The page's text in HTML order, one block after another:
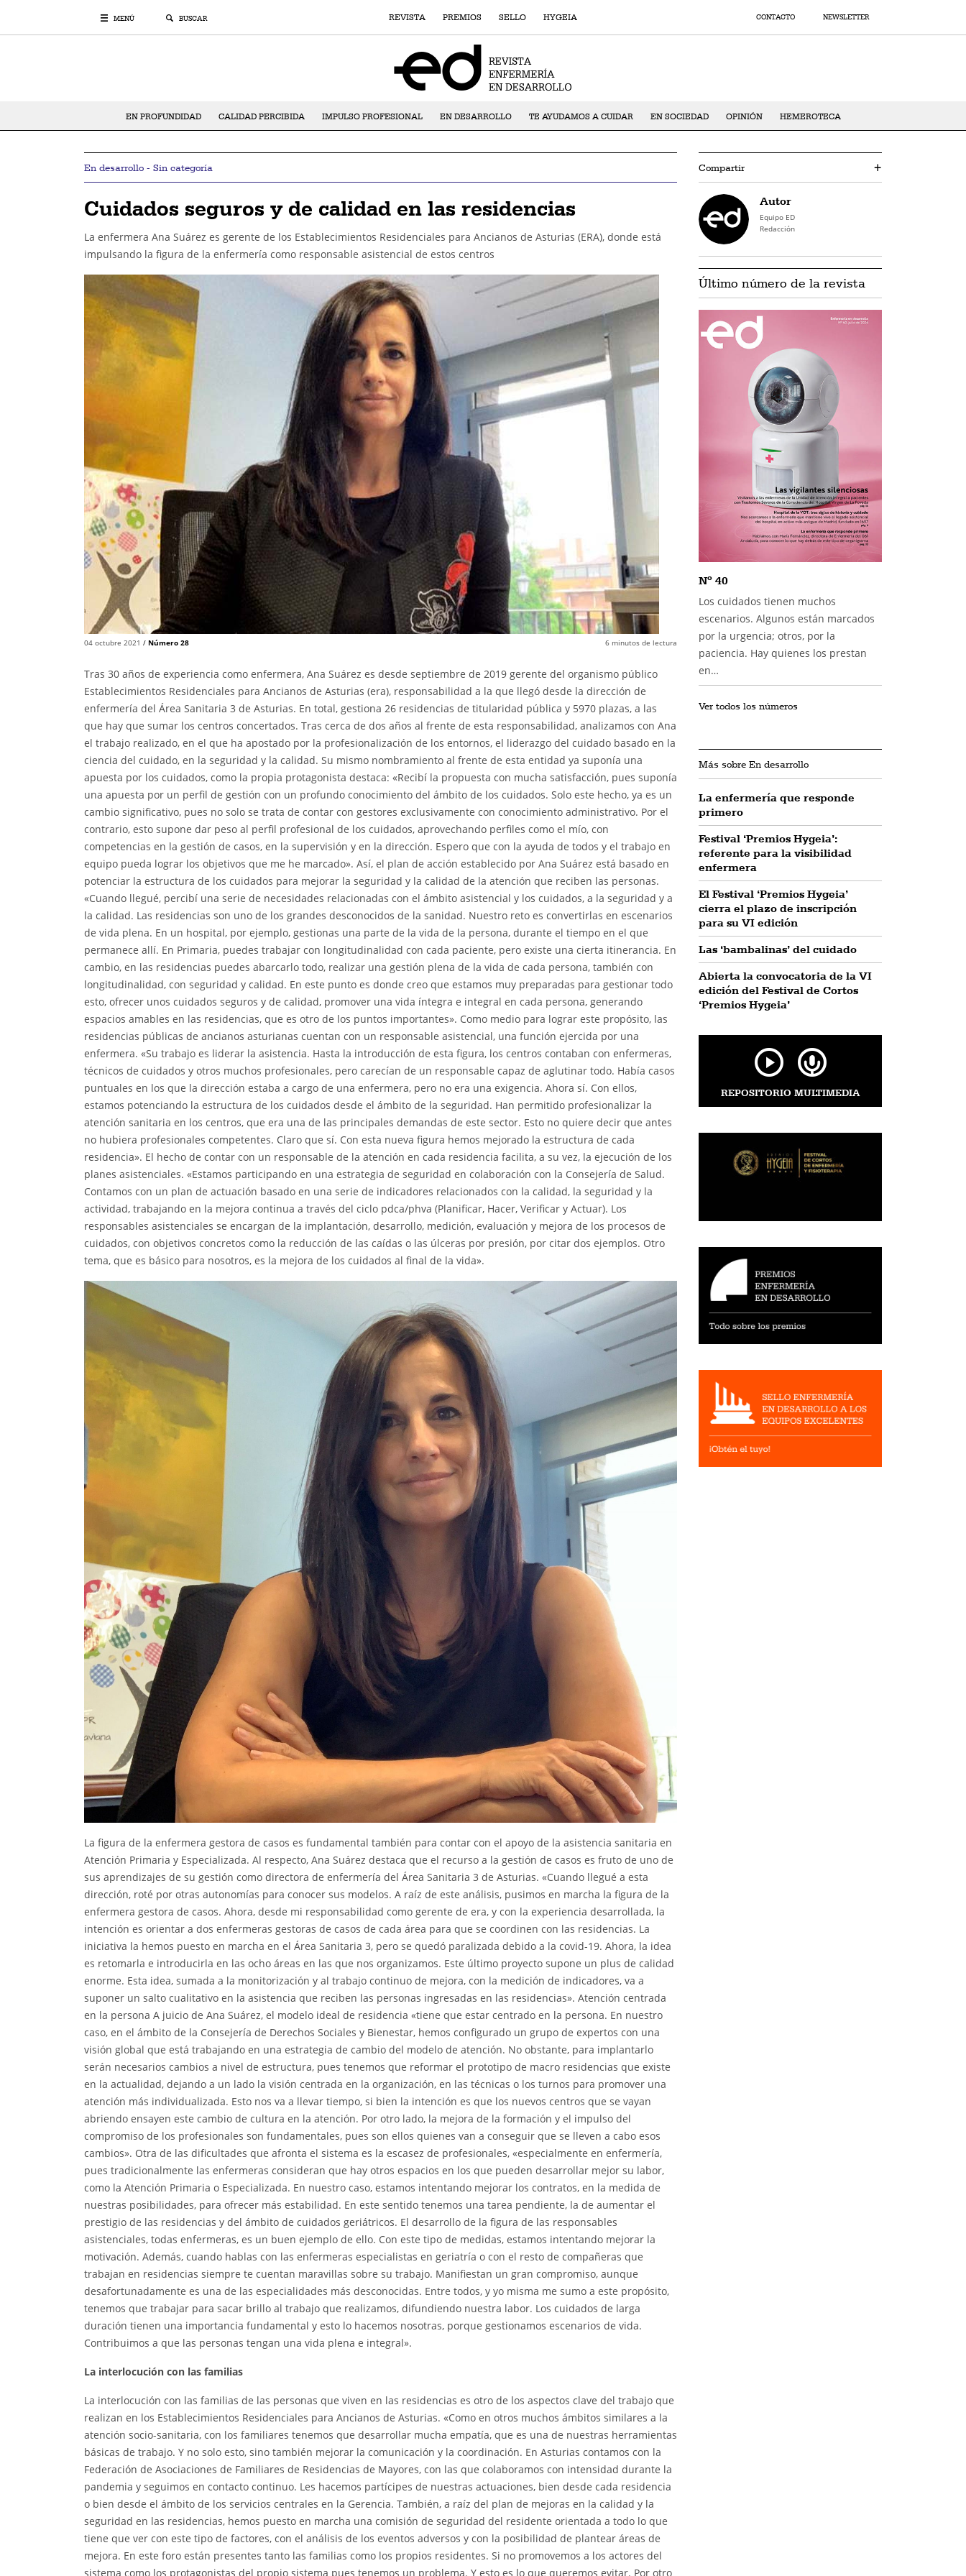
MENÚ BUSCAR REVISTA PREMIOS SELLO HYGEIA CONTACTO NEWSLETTER
EN PROFUNDIDAD CALIDAD PERCIBIDA IMPULSO PROFESIONAL EN DESARROLLO TE AYUDAMOS A CUIDAR EN SOCIEDAD OPINIÓN HEMEROTECA
En desarrollo - Sin categoría
Cuidados seguros y de calidad en las residencias
La enfermera Ana Suárez es gerente de los Establecimientos Residenciales para Ancianos de Asturias (ERA), donde está
impulsando la figura de la enfermería como responsable asistencial de estos centros
04 octubre 2021 / Número 28 6 minutos de lectura
Tras 30 años de experiencia como enfermera, Ana Suárez es desde septiembre de 2019 gerente del organismo público
Establecimientos Residenciales para Ancianos de Asturias (era), responsabilidad a la que llegó desde la dirección de
enfermería del Área Sanitaria 3 de Asturias. En total, gestiona 26 residencias de titularidad pública y 5970 plazas, a las
que hay que sumar los centros concertados. Tras cerca de dos años al frente de esta responsabilidad, analizamos con Ana
el trabajo realizado, en el que ha apostado por la profesionalización de los entornos, el liderazgo del cuidado basado en la
ciencia del cuidado, en la seguridad y la calidad. Su mismo nombramiento al frente de esta entidad ya suponía una
apuesta por los cuidados, como la propia protagonista destaca: «Recibí la propuesta con mucha satisfacción, pues suponía
una apuesta por un perfil de gestión con un profundo conocimiento del ámbito de los cuidados. Solo este hecho, ya es un
cambio significativo, pues no solo se trata de contar con gestores exclusivamente con conocimiento administrativo. Por el
contrario, esto supone dar peso al perfil profesional de los cuidados, aprovechando perfiles como el mío, con
competencias en la gestión de casos, en la supervisión y en la dirección. Espero que con la ayuda de todos y el trabajo en
equipo pueda lograr los objetivos que me he marcado». Así, el plan de acción establecido por Ana Suárez está basado en
potenciar la estructura de los cuidados para mejorar la seguridad y la calidad de la atención que reciben las personas.
«Cuando llegué, percibí una serie de necesidades relacionadas con el ámbito asistencial y los cuidados, a la seguridad y a
la calidad. Las residencias son uno de los grandes desconocidos de la sanidad. Nuestro reto es convertirlas en escenarios
de vida plena. En un hospital, por ejemplo, gestionas una parte de la vida de la persona, durante el tiempo en el que
permanece allí. En Primaria, puedes trabajar con longitudinalidad con cada paciente, pero existe una cierta itinerancia. En
cambio, en las residencias puedes abarcarlo todo, realizar una gestión plena de la vida de cada persona, también con
longitudinalidad, con seguridad y calidad. En este punto es donde creo que estamos muy preparadas para gestionar todo
esto, ofrecer unos cuidados seguros y de calidad, promover una vida íntegra e integral en cada persona, generando
espacios amables en las residencias, que es otro de los puntos importantes». Como medio para lograr este propósito, las
residencias públicas de ancianos asturianas cuentan con un responsable asistencial, una función ejercida por una
enfermera. «Su trabajo es liderar la asistencia. Hasta la introducción de esta figura, los centros contaban con enfermeras,
técnicos de cuidados y otros muchos profesionales, pero carecían de un responsable capaz de aglutinar todo. Había casos
puntuales en los que la dirección estaba a cargo de una enfermera, pero no era una exigencia. Ahora sí. Con ellos,
estamos potenciando la estructura de los cuidados desde el ámbito de la seguridad. Han permitido profesionalizar la
atención sanitaria en los centros, que era una de las principales demandas de este sector. Esto no quiere decir que antes
no hubiera profesionales competentes. Claro que sí. Con esta nueva figura hemos mejorado la estructura de cada
residencia». El hecho de contar con un responsable de la atención en cada residencia facilita, a su vez, la ejecución de los
planes asistenciales. «Estamos participando en una estrategia de seguridad en colaboración con la Consejería de Salud.
Contamos con un plan de actuación basado en una serie de indicadores relacionados con la calidad, la seguridad y la
actividad, trabajando en la mejora continua a través del ciclo pdca/phva (Planificar, Hacer, Verificar y Actuar). Los
responsables asistenciales se encargan de la implantación, desarrollo, medición, evaluación y mejora de los procesos de
cuidados, con objetivos concretos como la reducción de las caídas o las úlceras por presión, por citar dos ejemplos. Otro
tema, que es básico para nosotros, es la mejora de los cuidados al final de la vida».
La figura de la enfermera gestora de casos es fundamental también para contar con el apoyo de la asistencia sanitaria en
Atención Primaria y Especializada. Al respecto, Ana Suárez destaca que el recurso a la gestión de casos es fruto de uno de
sus aprendizajes de su gestión como directora de enfermería del Área Sanitaria 3 de Asturias. «Cuando llegué a esta
dirección, roté por otras autonomías para conocer sus modelos. A raíz de este análisis, pusimos en marcha la figura de la
enfermera gestora de casos. Ahora, desde mi responsabilidad como gerente de era, y con la experiencia desarrollada, la
intención es orientar a dos enfermeras gestoras de casos de cada área para que se coordinen con las residencias. La
iniciativa la hemos puesto en marcha en el Área Sanitaria 3, pero se quedó paralizada debido a la covid-19. Ahora, la idea
es retomarla e introducirla en las ocho áreas en las que nos organizamos. Este último proyecto supone un plus de calidad
enorme. Esta idea, sumada a la monitorización y al trabajo continuo de mejora, con la medición de indicadores, va a
suponer un salto cualitativo en la asistencia que reciben las personas ingresadas en las residencias». Atención centrada
en la persona A juicio de Ana Suárez, el modelo ideal de residencia «tiene que estar centrado en la persona. En nuestro
caso, en el ámbito de la Consejería de Derechos Sociales y Bienestar, hemos configurado un grupo de expertos con una
visión global que está trabajando en una estrategia de cambio del modelo de atención. No obstante, para implantarlo
serán necesarios cambios a nivel de estructura, pues tenemos que reformar el prototipo de macro residencias que existe
en la actualidad, dejando a un lado la visión centrada en la organización, en las técnicas o los turnos para promover una
atención más individualizada. Esto nos va a llevar tiempo, si bien la intención es que los nuevos centros que se vayan
abriendo ensayen este cambio de cultura en la atención. Por otro lado, la mejora de la formación y el impulso del
compromiso de los profesionales son fundamentales, pues son ellos quienes van a conseguir que se lleven a cabo esos
cambios». Otra de las dificultades que afronta el sistema es la escasez de profesionales, «especialmente en enfermería,
pues tradicionalmente las enfermeras consideran que hay otros espacios en los que pueden desarrollar mejor su labor,
como la Atención Primaria o Especializada. En nuestro caso, estamos intentando mejorar los contratos, en la medida de
nuestras posibilidades, para ofrecer más estabilidad. En este sentido tenemos una tarea pendiente, la de aumentar el
prestigio de las residencias y del ámbito de cuidados geriátricos. El desarrollo de la figura de las responsables
asistenciales, todas enfermeras, es un buen ejemplo de ello. Con este tipo de medidas, estamos intentando mejorar la
motivación. Además, cuando hablas con las enfermeras especialistas en geriatría o con el resto de compañeras que
trabajan en residencias siempre te cuentan maravillas sobre su trabajo. Manifiestan un gran compromiso, aunque
desafortunadamente es una de las especialidades más desconocidas. Entre todos, y yo misma me sumo a este propósito,
tenemos que trabajar para sacar brillo al trabajo que realizamos, difundiendo nuestra labor. Los cuidados de larga
duración tienen una importancia fundamental y esto lo hacemos nosotras, porque gestionamos escenarios de vida.
Contribuimos a que las personas tengan una vida plena e integral».
La interlocución con las familias
La interlocución con las familias de las personas que viven en las residencias es otro de los aspectos clave del trabajo que
realizan en los Establecimientos Residenciales para Ancianos de Asturias. «Como en otros muchos ámbitos similares a la
atención socio-sanitaria, con los familiares tenemos que desarrollar mucha empatía, que es una de nuestras herramientas
básicas de trabajo. Y no solo esto, sino también mejorar la comunicación y la coordinación. En Asturias contamos con la
Federación de Asociaciones de Familiares de Residencias de Mayores, con las que colaboramos con intensidad durante la
pandemia y seguimos en contacto continuo. Les hacemos partícipes de nuestras actuaciones, bien desde cada residencia
o bien desde el ámbito de los servicios centrales en la Gerencia. También, a raíz del plan de mejoras en la calidad y la
seguridad en las residencias, hemos puesto en marcha una comisión de seguridad del residente orientada a todo lo que
tiene que ver con este tipo de factores, con el análisis de los eventos adversos y con la posibilidad de plantear áreas de
mejora. En este foro están presentes tanto las familias como los propios residentes. Si no promovemos a los actores del
sistema como los protagonistas del propio sistema pues tenemos un problema. Y esto es lo que queremos evitar. Por otro
Compartir +
Autor
Equipo ED
Redacción
Último número de la revista
Nº 40
Los cuidados tienen muchos
escenarios. Algunos están marcados
por la urgencia; otros, por la
paciencia. Hay quienes los prestan
en…
Ver todos los números
Más sobre En desarrollo
La enfermería que responde
primero
Festival ‘Premios Hygeia’:
referente para la visibilidad
enfermera
El Festival ‘Premios Hygeia’
cierra el plazo de inscripción
para su VI edición
Las ‘bambalinas’ del cuidado
Abierta la convocatoria de la VI
edición del Festival de Cortos
‘Premios Hygeia’
REPOSITORIO MULTIMEDIA